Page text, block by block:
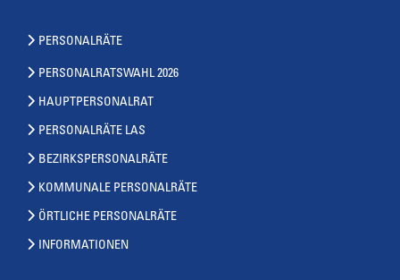
PERSONALRÄTE
PERSONALRATSWAHL 2026
HAUPTPERSONALRAT
PERSONALRÄTE LAS
BEZIRKSPERSONALRÄTE
KOMMUNALE PERSONALRÄTE
ÖRTLICHE PERSONALRÄTE
INFORMATIONEN